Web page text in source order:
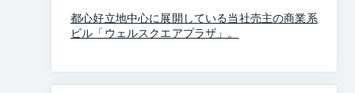
都心好立地中心に展開している当社売主の商業系
ビル「ウェルスクエアプラザ」。